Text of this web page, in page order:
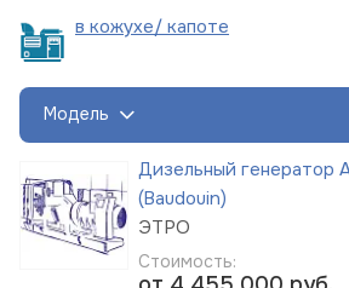
в кожухе/ капоте
Модель
Дизельный
(Baudouin)
ЭТРО
Стоимость: